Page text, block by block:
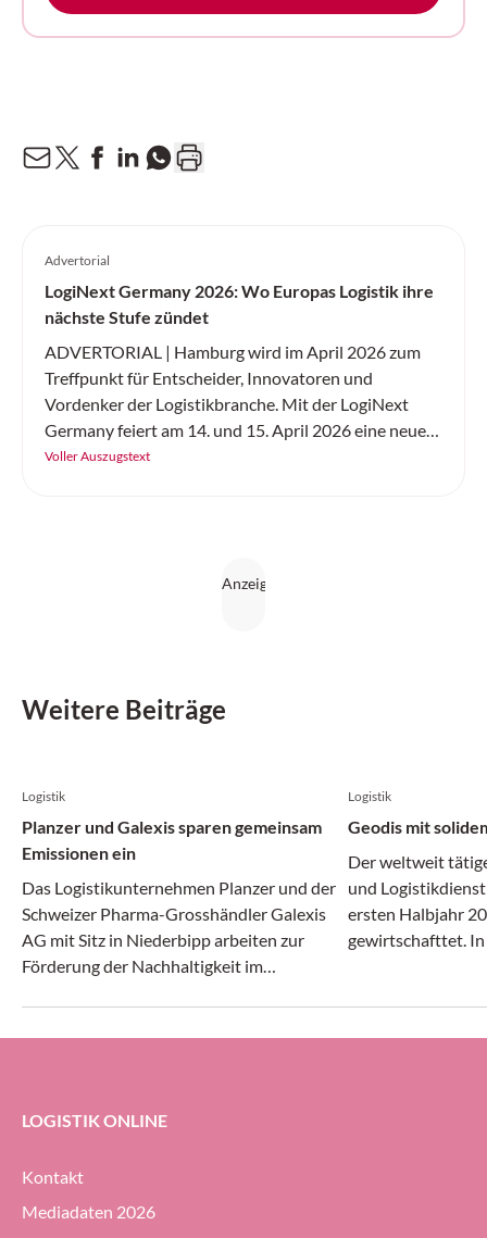
Advertorial
LogiNext Germany 2026: Wo Europas Logistik ihre
nächste Stufe zündet
ADVERTORIAL | Hamburg wird im April 2026 zum
Treffpunkt für Entscheider, Innovatoren und
Vordenker der Logistikbranche. Mit der LogiNext
Germany feiert am 14. und 15. April 2026 eine neue
internationale Kongressmesse ihre Premiere – und
Voller Auszugstext
Weitere Beiträge
Logistik
Planzer und Galexis sparen gemeinsam
Emissionen ein
Das Logistikunternehmen Planzer und der
Schweizer Pharma-Grosshändler Galexis
AG mit Sitz in Niederbipp arbeiten zur
Förderung der Nachhaltigkeit im
Logistik
Geodis mit
Der weltweit
und
ersten Halbjahr
gewirtschafttet.
Geodis-Gruppe
LOGISTIK ONLINE
Kontakt
Mediadaten 2026